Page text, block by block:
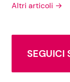
Altri articoli →
SEGUICI